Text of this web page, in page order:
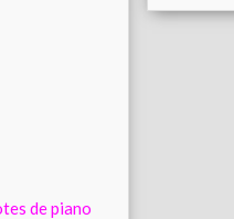
de piano